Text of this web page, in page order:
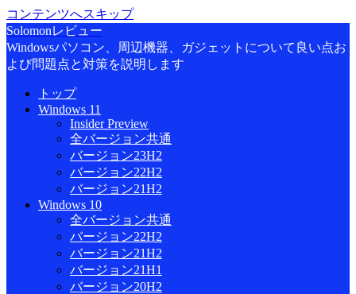
コンテンツへスキップ
Solomonレビュー
Windowsパソコン、周辺機器、ガジェットについて良い点お
よび問題点と対策を説明します
トップ
Windows 11
Insider Preview
全バージョン共通
バージョン23H2
バージョン22H2
バージョン21H2
Windows 10
全バージョン共通
バージョン22H2
バージョン21H2
バージョン21H1
バージョン20H2